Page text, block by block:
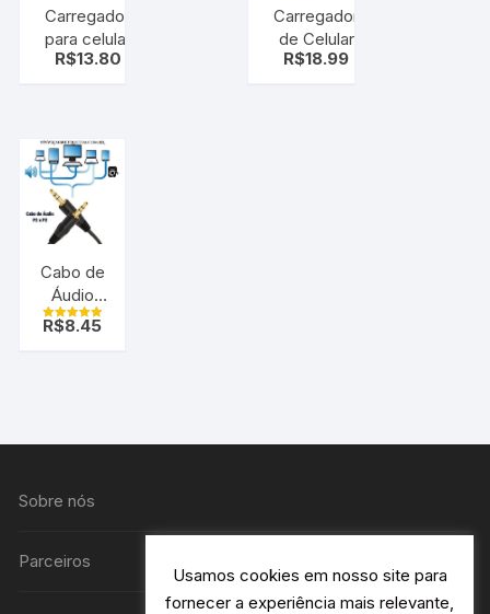
Carregador
para celular
(smartphone)
R$13.80
Carregador
de Celular
Veicular, C/
R$18.99
Cabo de
Áudio
P2xP2
Avaliação
R$8.45
Sobre nós
Parceiros
Usamos cookies em nosso site para
fornecer a experiência mais relevante,